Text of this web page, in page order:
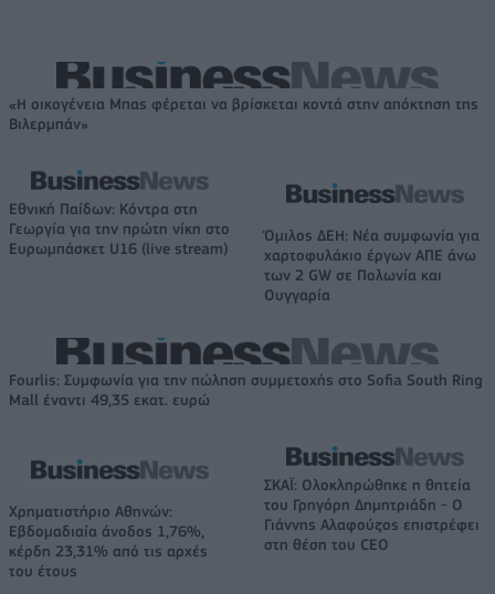
«Η οικογένεια Μπας φέρεται να βρίσκεται κοντά στην απόκτηση της
Βιλερμπάν»
Εθνική Παίδων: Κόντρα στη
Γεωργία για την πρώτη νίκη στο
Ευρωμπάσκετ U16 (live stream)
Όμιλος ΔΕΗ: Νέα συμφωνία για
χαρτοφυλάκιο έργων ΑΠΕ άνω
των 2 GW σε Πολωνία και
Ουγγαρία
Fourlis: Συμφωνία για την πώληση συμμετοχής στο Sofia South Ring
Mall έναντι 49,35 εκατ. ευρώ
Χρηματιστήριο Αθηνών:
Εβδομαδιαία άνοδος 1,76%,
κέρδη 23,31% από τις αρχές
του έτους
ΣΚΑΪ: Ολοκληρώθηκε η θητεία
του Γρηγόρη Δημητριάδη - Ο
Γιάννης Αλαφούζος επιστρέφει
στη θέση του CEO